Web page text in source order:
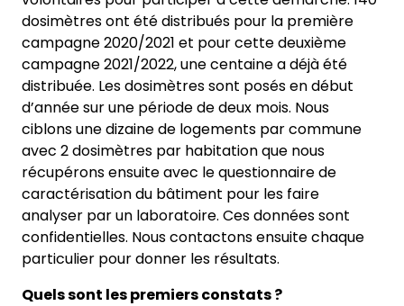
dosimètres ont été distribués pour la première
campagne 2020/2021 et pour cette deuxième
campagne 2021/2022, une centaine a déjà été
distribuée. Les dosimètres sont posés en début
d’année sur une période de deux mois. Nous
ciblons une dizaine de logements par commune
avec 2 dosimètres par habitation que nous
récupérons ensuite avec le questionnaire de
caractérisation du bâtiment pour les faire
analyser par un laboratoire. Ces données sont
confidentielles. Nous contactons ensuite chaque
particulier pour donner les résultats.
Quels sont les premiers constats ?